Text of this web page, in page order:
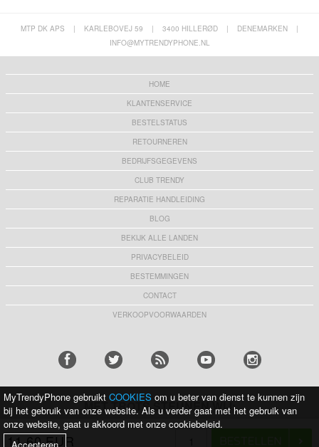
11,60 EUR
MTP DK APS | KARLEBOVEJ 59 | 3400 HILLERØD | DENEMARKEN
|
INFO@MYTRENDYPHONE.NL
HOME
KLANTENSERVICE
BESTELSTATUS
RETOURNEREN
BEDRIJFSGEGEVENS
CLUB TRENDY
REPARATIE HANDLEIDING
BLOG
BEKIJK ALLE LANDEN
PRIVACYBELEID
BESTEMMINGEN
CONTACT
VERKOOPVOORWAARDEN
MET TROTS STEUNEN WIJ:
MyTrendyPhone gebruikt COOKIES om u beter van dienst te kunnen zijn
bij het gebruik van onze website. Als u verder gaat met het gebruik van
onze website, gaat u akkoord met onze cookiebeleid.